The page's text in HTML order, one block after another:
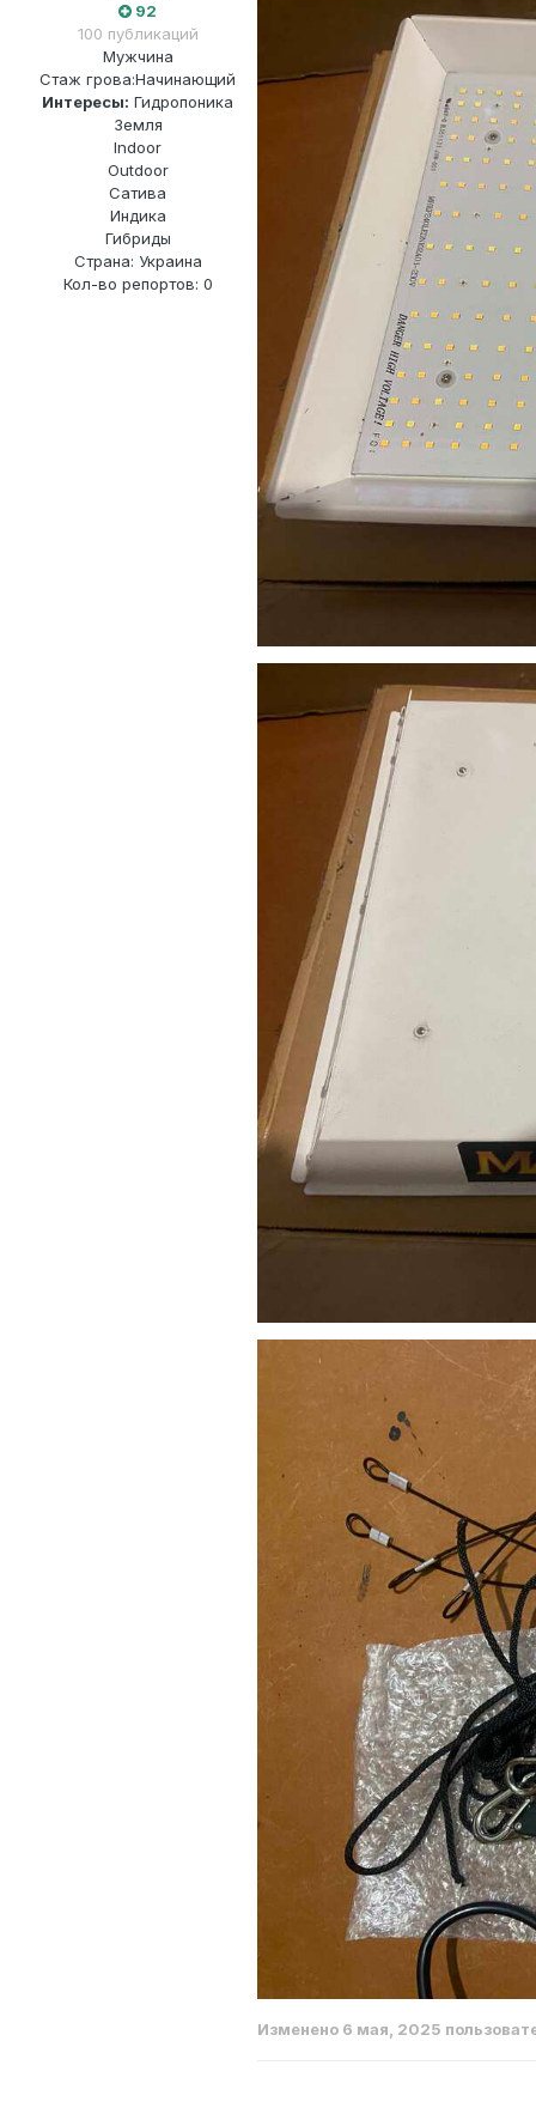
92
100 публикаций
Мужчина
Стаж грова:Начинающий
Интересы: Гидропоника
Земля
Indoor
Outdoor
Сатива
Индика
Гибриды
Страна: Украина
Кол-во репортов: 0
Изменено 6 мая, 2025